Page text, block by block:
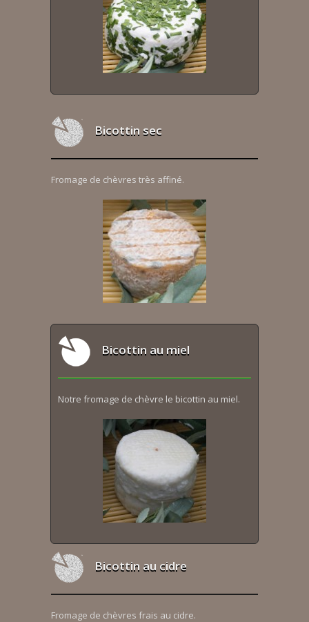
Bicottin sec
Fromage de chèvres très affiné.
Bicottin au miel
Notre fromage de chèvre le bicottin au miel.
Bicottin au cidre
Fromage de chèvres frais au cidre.